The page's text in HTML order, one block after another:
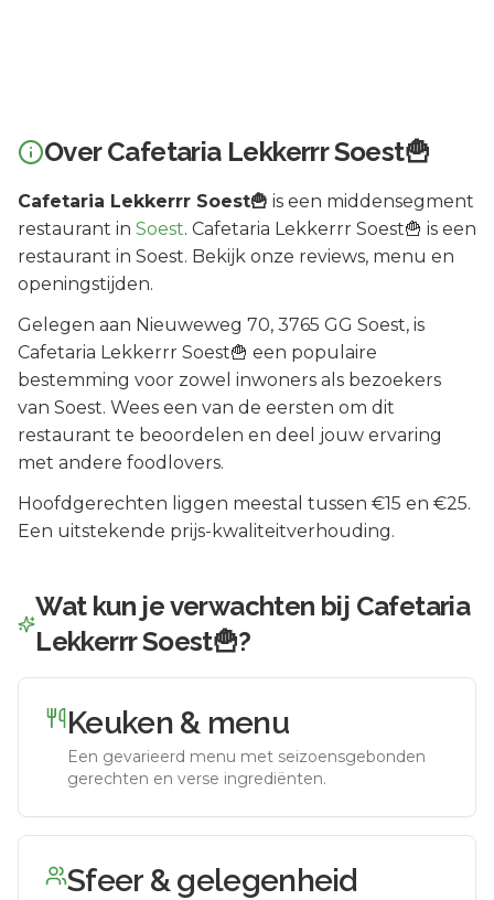
OverCafetaria Lekkerrr Soest🍟
Cafetaria Lekkerrr Soest🍟 is een middensegment
restaurant in Soest. Cafetaria Lekkerrr Soest🍟 is een
restaurant in Soest. Bekijk onze reviews, menu en
openingstijden.
Gelegen aan Nieuweweg 70, 3765 GG Soest, is
Cafetaria Lekkerrr Soest🍟 een populaire
bestemming voor zowel inwoners als bezoekers
van Soest. Wees een van de eersten om dit
restaurant te beoordelen en deel jouw ervaring
met andere foodlovers.
Hoofdgerechten liggen meestal tussen €15 en €25.
Een uitstekende prijs-kwaliteitverhouding.
Wat kun je verwachten bij Cafetaria
Lekkerrr Soest🍟?
Keuken & menu
Een gevarieerd menu met seizoensgebonden
gerechten en verse ingrediënten.
Sfeer & gelegenheid